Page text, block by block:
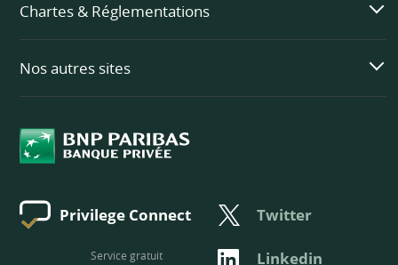
Chartes & Réglementations
Nos autres sites
Privilege Connect
Service gratuit
Twitter
Linkedin